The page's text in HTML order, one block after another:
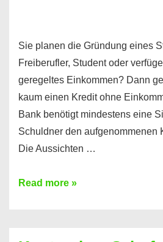
Sie planen die Gründung eines
Freiberufler, Student oder
geregeltes Einkommen? Dann
kaum einen Kredit ohne
Bank benötigt mindestens eine
Schuldner den aufgenommenen
Die Aussichten …
Mit
Read more »